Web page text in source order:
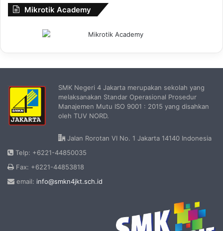
Mikrotik Academy
SMK Negeri 4 Jakarta merupakan sekolah yang
melaksanakan Standar Operasional Prosedur
Manajemen Mutu ISO 9001 : 2015 yang disahkan
oleh TUV NORD.
Jalan Rorotan VI No. 1 Jakarta 14140 Indonesia
Telp: +6221-44850035
Fax: +6221-44853818
email: info@smkn4jkt.sch.id